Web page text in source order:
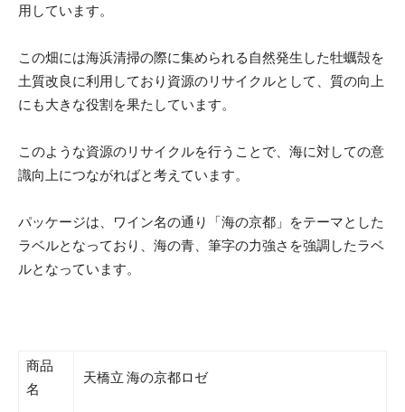
用しています。
この畑には海浜清掃の際に集められる自然発生した牡蠣殻を
土質改良に利用しており資源のリサイクルとして、質の向上
にも大きな役割を果たしています。
このような資源のリサイクルを行うことで、海に対しての意
識向上につながればと考えています。
パッケージは、ワイン名の通り「海の京都」をテーマとした
ラベルとなっており、海の青、筆字の力強さを強調したラベ
ルとなっています。
商品
名
天橋立 海の京都ロゼ